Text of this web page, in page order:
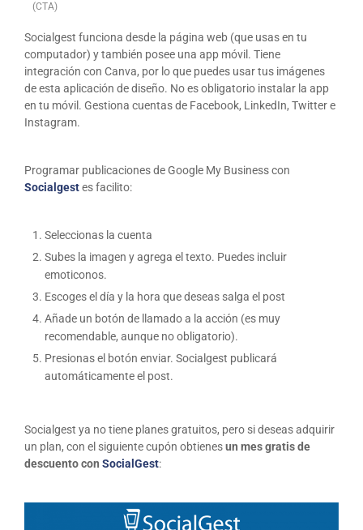
(CTA)
Socialgest funciona desde la página web (que usas en tu
computador) y también posee una app móvil. Tiene
integración con Canva, por lo que puedes usar tus imágenes
de esta aplicación de diseño. No es obligatorio instalar la app
en tu móvil. Gestiona cuentas de Facebook, LinkedIn, Twitter e
Instagram.
Programar publicaciones de Google My Business con
Socialgestes facilito:
Seleccionas la cuenta
Subes la imagen y agrega el texto. Puedes incluir
emoticonos.
Escoges el día y la hora que deseas salga el post
Añade un botón de llamado a la acción (es muy
recomendable, aunque no obligatorio).
Presionas el botón enviar. Socialgest publicará
automáticamente el post.
Socialgest ya no tiene planes gratuitos, pero si deseas adquirir
un plan, con el siguiente cupón obtienesun mes gratis de
descuento con SocialGest: